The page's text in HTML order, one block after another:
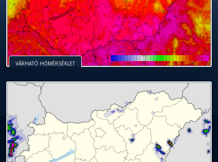
VÁRHATÓ HŐMÉRSÉKLET